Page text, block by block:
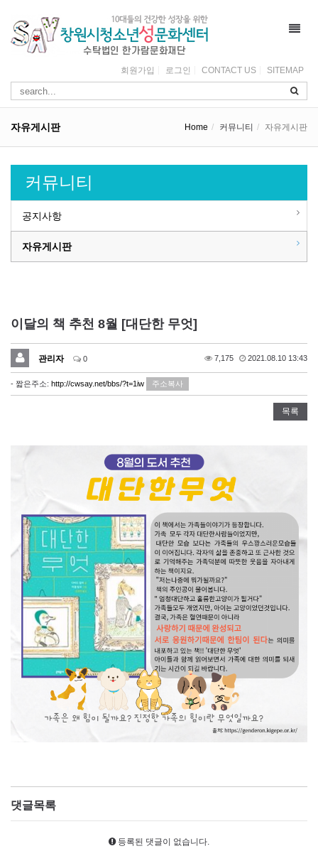
회원가입 로그인 CONTACT US SITEMAP
자유게시판 Home 커뮤니티 자유게시판
커뮤니티
공지사항
자유게시판
이달의 책 추천 8월 [대단한 무엇]
관리자 0 7,175 2021.08.10 13:43
- 짧은주소: http://cwsay.net/bbs/?t=1iw 주소복사
목록
댓글목록
등록된 댓글이 없습니다.